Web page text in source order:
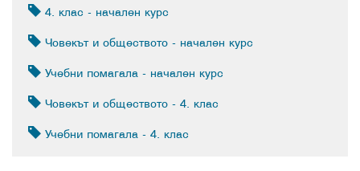
4. клас - начален курс
Човекът и обществото - начален курс
Учебни помагала - начален курс
Човекът и обществото - 4. клас
Учебни помагала - 4. клас